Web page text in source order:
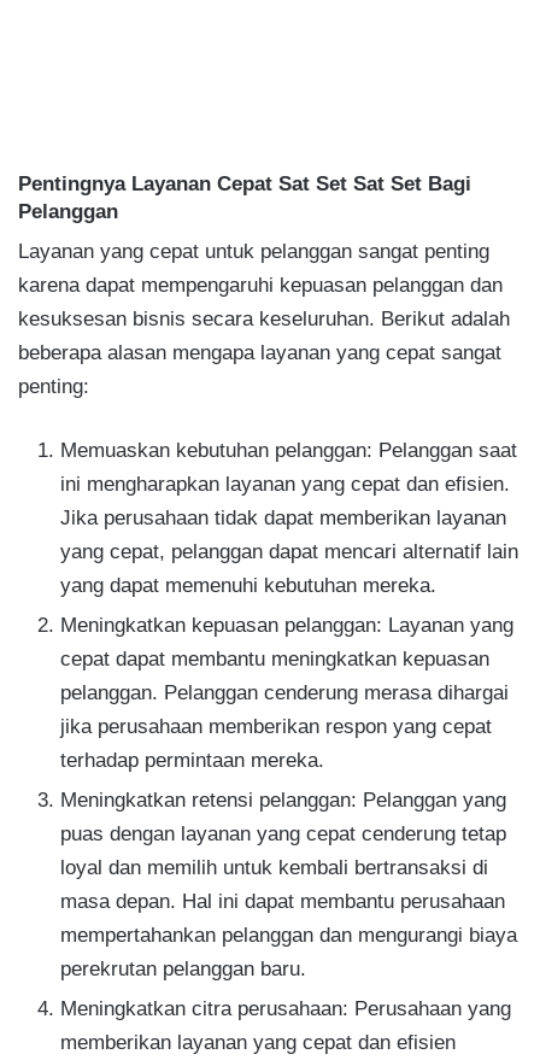
Pentingnya Layanan Cepat Sat Set Sat Set Bagi
Pelanggan
Layanan yang cepat untuk pelanggan sangat penting
karena dapat mempengaruhi kepuasan pelanggan dan
kesuksesan bisnis secara keseluruhan. Berikut adalah
beberapa alasan mengapa layanan yang cepat sangat
penting:
Memuaskan kebutuhan pelanggan: Pelanggan saat
ini mengharapkan layanan yang cepat dan efisien.
Jika perusahaan tidak dapat memberikan layanan
yang cepat, pelanggan dapat mencari alternatif lain
yang dapat memenuhi kebutuhan mereka.
Meningkatkan kepuasan pelanggan: Layanan yang
cepat dapat membantu meningkatkan kepuasan
pelanggan. Pelanggan cenderung merasa dihargai
jika perusahaan memberikan respon yang cepat
terhadap permintaan mereka.
Meningkatkan retensi pelanggan: Pelanggan yang
puas dengan layanan yang cepat cenderung tetap
loyal dan memilih untuk kembali bertransaksi di
masa depan. Hal ini dapat membantu perusahaan
mempertahankan pelanggan dan mengurangi biaya
perekrutan pelanggan baru.
Meningkatkan citra perusahaan: Perusahaan yang
memberikan layanan yang cepat dan efisien